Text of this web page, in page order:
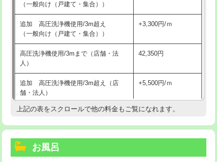
（一般向け（戸建て・集合））
追加 高圧洗浄機使用/3m超え
（一般向け（戸建て・集合））
+3,300円/ｍ
高圧洗浄機使用/3mまで（店舗・法
人）
42,350円
追加 高圧洗浄機使用/3m超え（店
舗・法人）
+5,500円/ｍ
高度高圧洗浄換 現地調査
トーラー機使用/3mまで
上記の表をスクロールで他の料金もご覧になれます。
お風呂